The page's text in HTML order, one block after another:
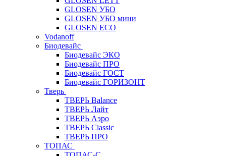
GLOSEN УБО
GLOSEN УБО мини
GLOSEN ECO
Vodanoff
Биодевайс
Биодевайс ЭКО
Биодевайс ПРО
Биодевайс ГОСТ
Биодевайс ГОРИЗОНТ
Тверь
ТВЕРЬ Balance
ТВЕРЬ Лайт
ТВЕРЬ Аэро
ТВЕРЬ Classic
ТВЕРЬ ПРО
ТОПАС